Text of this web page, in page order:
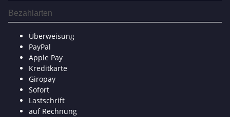
Bezahlarten
Überweisung
PayPal
Apple Pay
Kreditkarte
Giropay
Sofort
Lastschrift
auf Rechnung